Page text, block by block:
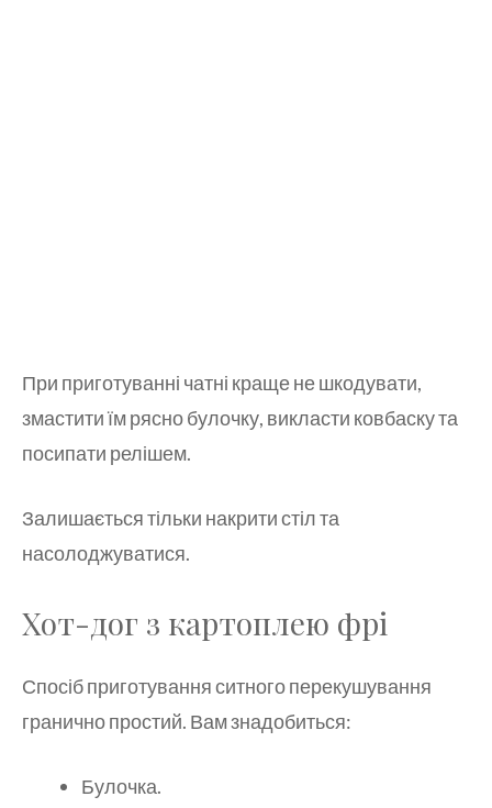
При приготуванні чатні краще не шкодувати,
змастити їм рясно булочку, викласти ковбаску та
посипати релішем.
Залишається тільки накрити стіл та
насолоджуватися.
Хот-дог з картоплею фрі
Спосіб приготування ситного перекушування
гранично простий. Вам знадобиться:
Булочка.